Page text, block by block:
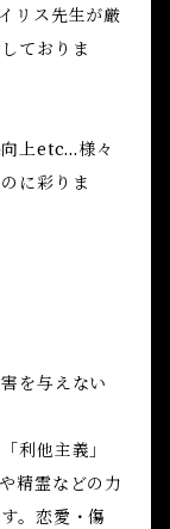
リス先生が厳
ておりま
上etc...様々
に彩りま
を与えない
利他主義」
精霊などの力
。恋愛・傷